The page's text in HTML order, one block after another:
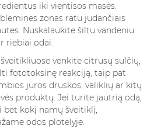
iki vientisos masės.
zonas ratu judančiais
Nuskalaukite šiltu vandeniu.
riebiai odai.
venkite citrusų sulčių,
fototoksinę reakciją, taip pat
jūros druskos, valiklių ar kitų
produktų. Jei turite jautrią odą,
bet kokį namų šveitiklį,
odos plotelyje.